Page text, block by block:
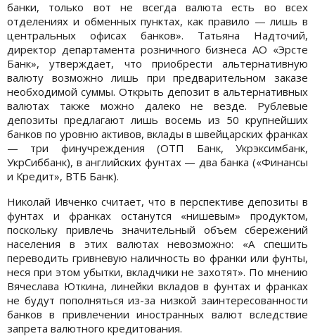
банки, только вот не всегда валюта есть во всех
отделениях и обменных пунктах, как правило — лишь в
центральных офисах банков». Татьяна Надточий,
директор департамента розничного бизнеса АО «Эрсте
Банк», утверждает, что приобрести альтернативную
валюту возможно лишь при предварительном заказе
необходимой суммы. Открыть депозит в альтернативных
валютах также можно далеко не везде. Рублевые
депозиты предлагают лишь восемь из 50 крупнейших
банков по уровню активов, вклады в швейцарских франках
— три финучреждения (ОТП Банк, Укрэксимбанк,
УкрСиббанк), в английских фунтах — два банка («Финансы
и Кредит», ВТБ Банк).
Николай Ивченко считает, что в перспективе депозиты в
фунтах и франках останутся «нишевым» продуктом,
поскольку привлечь значительный объем сбережений
населения в этих валютах невозможно: «А спешить
переводить гривневую наличность во франки или фунты,
неся при этом убытки, вкладчики не захотят». По мнению
Вячеслава Юткина, линейки вкладов в фунтах и франках
не будут пополняться из-за низкой заинтересованности
банков в привлечении иностранных валют вследствие
запрета валютного кредитования.